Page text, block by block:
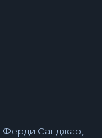
Ферди Санджар,